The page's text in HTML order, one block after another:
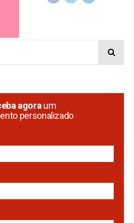
agora um
personalizado